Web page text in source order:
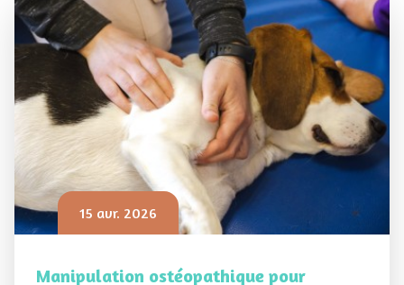
15 avr. 2026
Manipulation ostéopathique pour